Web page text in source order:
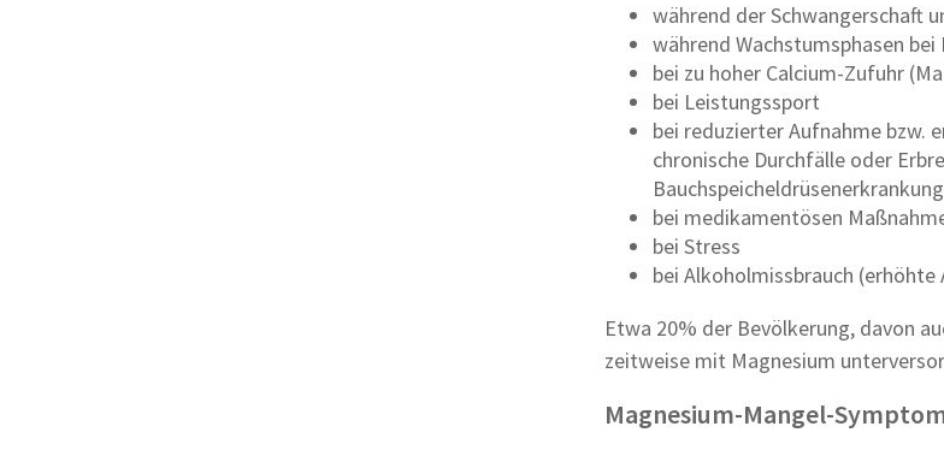
während der Schwangerschaft
während Wachstumsphasen
bei zu hoher Calcium-Zufuhr
bei Leistungssport
bei reduzierter Aufnahme bzw.
chronische Durchfälle oder
bei medikamentösen
bei Stress
bei Alkoholmissbrauch (erhöhte
Etwa 20% der Bevölkerung, davon
zeitweise mit Magnesium
Magnesium-Mangel-